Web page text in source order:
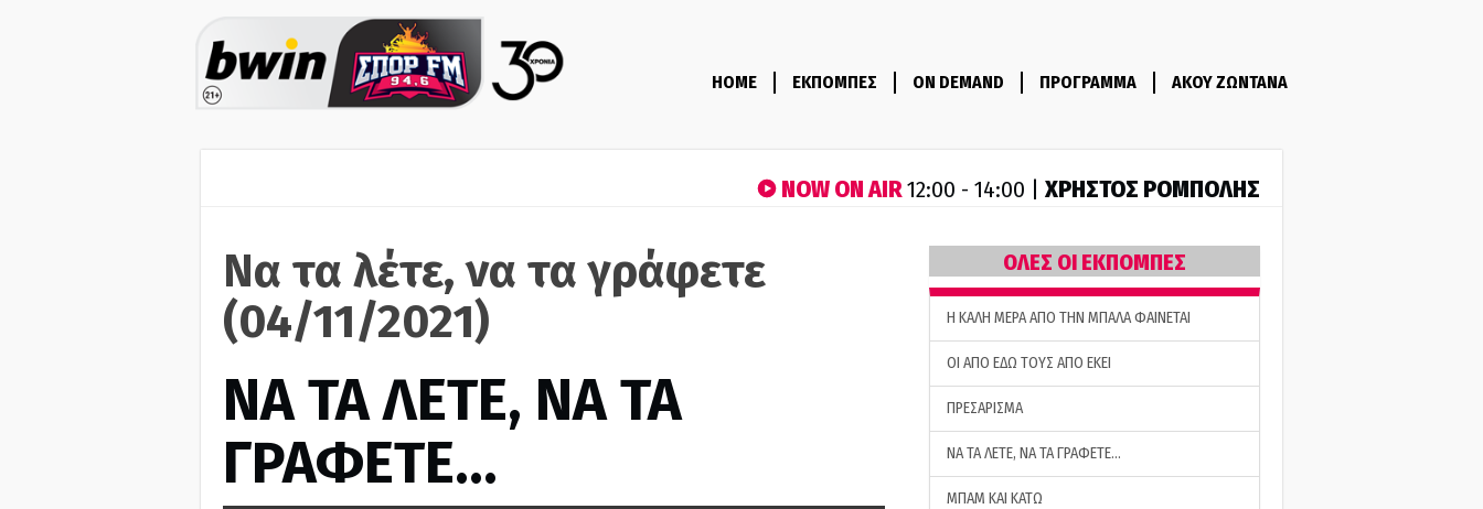
HOME ΕΚΠΟΜΠΕΣ ON DEMAND ΠΡΟΓΡΑΜΜΑ ΑΚΟΥ ΖΩΝΤΑΝΑ
NOW ON AIR12:00 - 14:00 | ΧΡΗΣΤΟΣ ΡΟΜΠΟΛΗΣ
Να τα λέτε, να τα γράφετε
(04/11/2021)
ΝΑ ΤΑ ΛΕΤΕ, ΝΑ ΤΑ
ΓΡΑΦΕΤΕ…
ΟΛΕΣ ΟΙ ΕΚΠΟΜΠΕΣ
H ΚΑΛΗ ΜΕΡΑ ΑΠΟ ΤΗΝ ΜΠΑΛΑ ΦΑΙΝΕΤΑΙ
ΟΙ ΑΠΟ ΕΔΩ ΤΟΥΣ ΑΠΟ ΕΚΕΙ
ΠΡΕΣΑΡΙΣΜΑ
ΝΑ ΤΑ ΛΕΤΕ, ΝΑ ΤΑ ΓΡΑΦΕΤΕ…
ΜΠΑΜ ΚΑΙ ΚΑΤΩ